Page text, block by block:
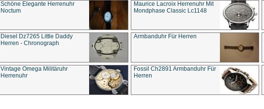
Schöne Elegante Herrenuhr
Noctum
Maurice Lacroix Herrenuhr Mit
Mondphase Classic Lc1148
Diesel Dz7265 Little Daddy
Herren - Chronograph
Armbanduhr Für Herren
Vintage Omega Militäruhr
Herrenuhr
Fossil Ch2891 Armbanduhr Für
Herren